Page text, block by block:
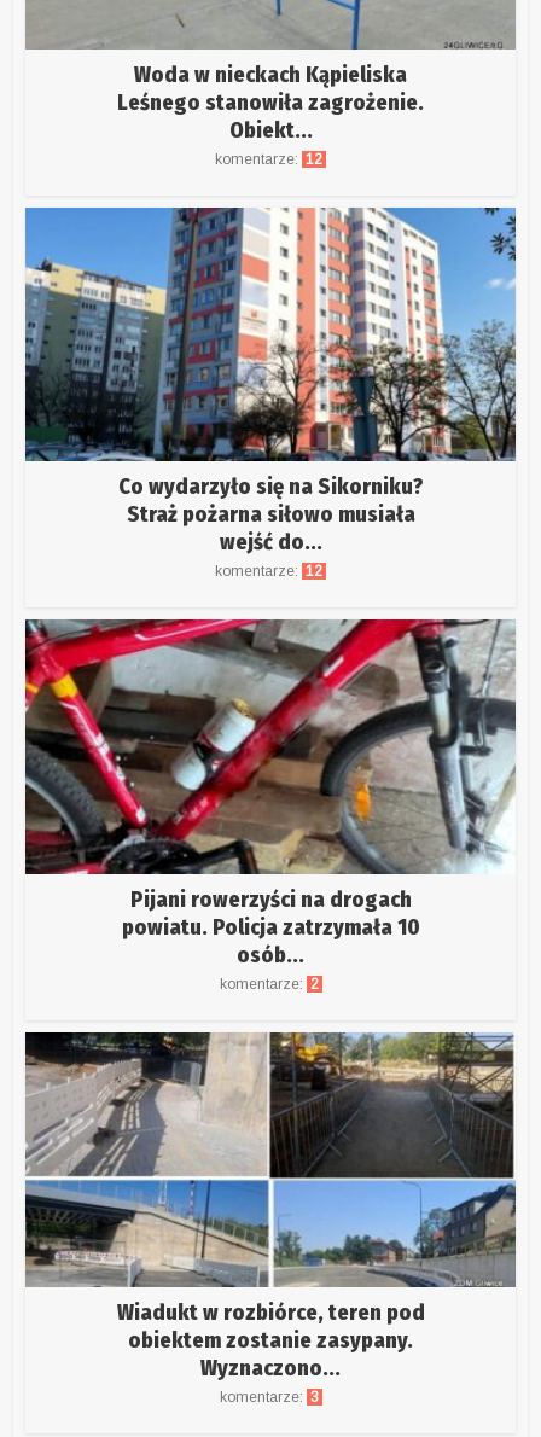
Woda w nieckach Kąpieliska
Leśnego stanowiła zagrożenie.
Obiekt...
komentarze: 12
Co wydarzyło się na Sikorniku?
Straż pożarna siłowo musiała
wejść do...
komentarze: 12
Pijani rowerzyści na drogach
powiatu. Policja zatrzymała 10
osób...
komentarze: 2
Wiadukt w rozbiórce, teren pod
obiektem zostanie zasypany.
Wyznaczono...
komentarze: 3